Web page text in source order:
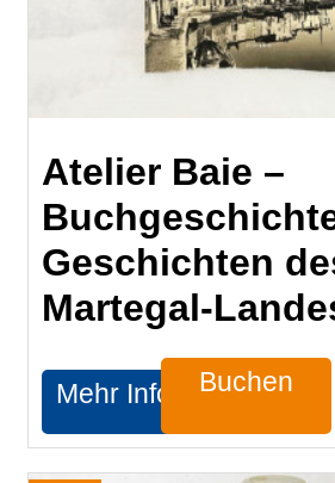
Atelier Baie –
Geschichten
Martegal-
Mehr Infos Buchen